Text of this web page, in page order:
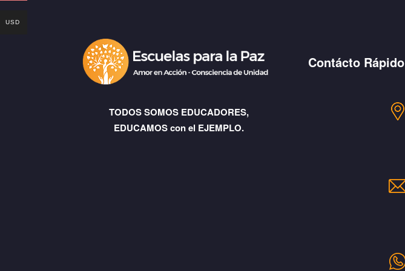
TODOS SOMOS EDUCADORES,
EDUCAMOS con el EJEMPLO.
Contácto Rápido
USD